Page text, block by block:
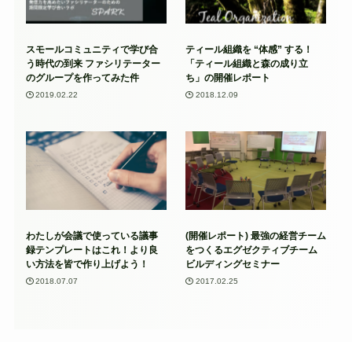
スモールコミュニティで学び合
う時代の到来 ファシリテーター
のグループを作ってみた件
2019.02.22
ティール組織を “体感” する！
「ティール組織と森の成り立
ち」の開催レポート
2018.12.09
わたしが会議で使っている議事
録テンプレートはこれ！より良
い方法を皆で作り上げよう！
2018.07.07
(開催レポート) 最強の経営チーム
をつくるエグゼクティブチーム
ビルディングセミナー
2017.02.25